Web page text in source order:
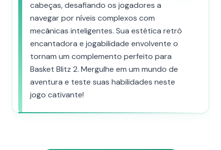
cabeças, desafiando os jogadores a
navegar por níveis complexos com
mecânicas inteligentes. Sua estética retrô
encantadora e jogabilidade envolvente o
tornam um complemento perfeito para
Basket Blitz 2. Mergulhe em um mundo de
aventura e teste suas habilidades neste
jogo cativante!